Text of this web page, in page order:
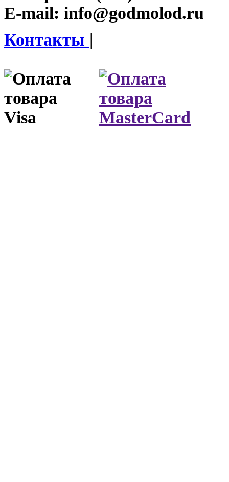
E-mail: info@godmolod.ru
Контакты |